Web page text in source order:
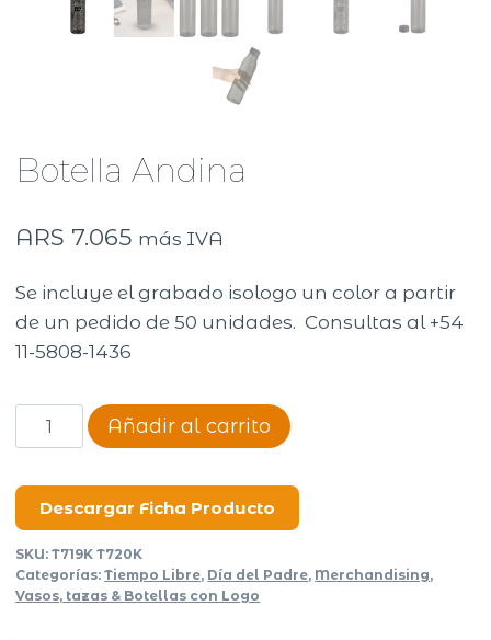
Botella Andina
ARS 7.065 más IVA
Se incluye el grabado isologo un color a partir
de un pedido de 50 unidades. Consultas al +54
11-5808-1436
Botella
Andina
Añadir al carrito
Descargar Ficha Producto
SKU:T719K T720K
Categorías:Tiempo Libre, Día del Padre, Merchandising,
Vasos, tazas & Botellas con Logo